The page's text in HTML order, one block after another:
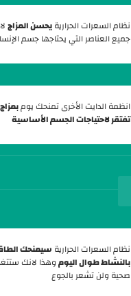
نظام السعرات الحراريةيحسن المزاج
جميع العناصر التي يحتاجها جسم
انظمة الدايت الأخرى تمنحك يوم
تفتقر لاحتياجات الجسم الأساسية
نظام السعرات الحرارية سيمنحك
بالنشاط طوال اليوموهذا لانك
صحية ولن تشعر بالجوع